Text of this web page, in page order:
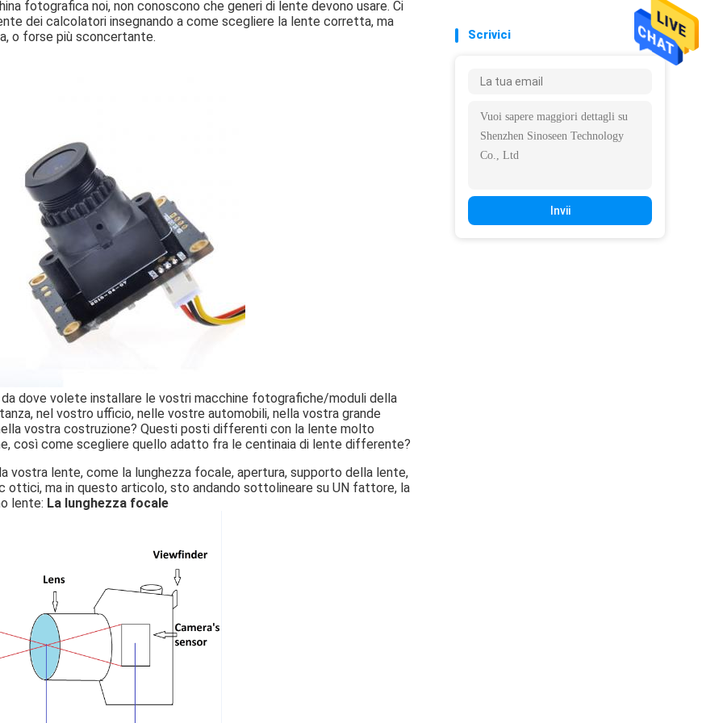
fotografica noi, non conoscono che generi di lente devono usare. Ci
dei calcolatori insegnando a come scegliere la lente corretta, ma
o forse più sconcertante.
dove volete installare le vostri macchine fotografiche/moduli della
nel vostro ufficio, nelle vostre automobili, nella vostra grande
vostra costruzione? Questi posti differenti con la lente molto
così come scegliere quello adatto fra le centinaia di lente differente?
vostra lente, come la lunghezza focale, apertura, supporto della lente,
ottici, ma in questo articolo, sto andando sottolineare su UN fattore, la
lente: La lunghezza focale
Scrivici
Invii